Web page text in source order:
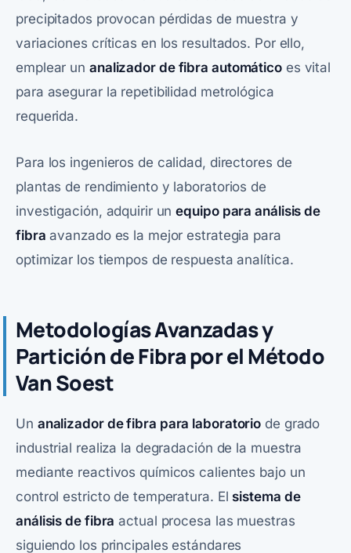
precipitados provocan pérdidas de muestra y
variaciones críticas en los resultados. Por ello,
emplear un analizador de fibra automáticoes vital
para asegurar la repetibilidad metrológica
requerida.
Para los ingenieros de calidad, directores de
plantas de rendimiento y laboratorios de
investigación, adquirir unequipo para análisis de
fibra avanzado es la mejor estrategia para
optimizar los tiempos de respuesta analítica.
Metodologías Avanzadas y
Partición de Fibra por el Método
Van Soest
Un analizador de fibra para laboratorio de grado
industrial realiza la degradación de la muestra
mediante reactivos químicos calientes bajo un
control estricto de temperatura. El sistema de
análisis de fibra actual procesa las muestras
siguiendo los principales estándares